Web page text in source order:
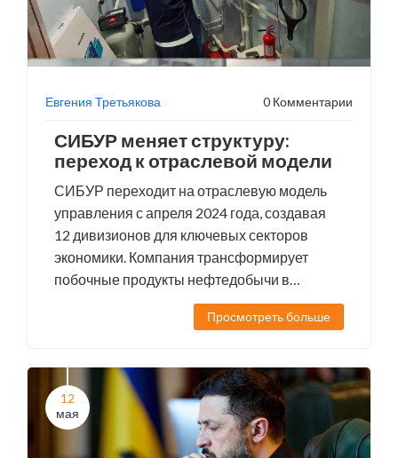
Евгения Третьякова 0 Комментарии
СИБУР меняет структуру:
переход к отраслевой модели
СИБУР переходит на отраслевую модель
управления с апреля 2024 года, создавая
12 дивизионов для ключевых секторов
экономики. Компания трансформирует
побочные продукты нефтедобычи в
высокотехнологичные полимеры.
Просмотреть больше
12
мая